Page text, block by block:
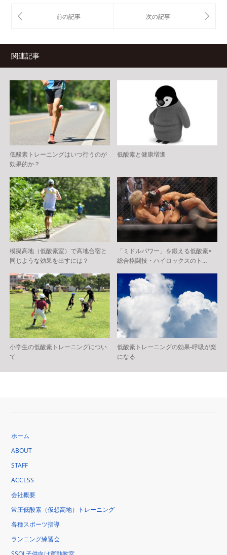
関連記事
低酸素トレーニングはいつ行うのが
効果的か？
低酸素と健康増進
模擬高地（低酸素室）で高地合宿と
同じような効果を出すには？
「ミドルパワー」を鍛える低酸素×
総合格闘技・ハイロックスのト…
小学生の低酸素トレーニングについ
て
低酸素トレーニングの効果-呼吸が楽
になる
ホーム
ABOUT
STAFF
ACCESS
会社概要
常圧低酸素（仮想高地）トレーニング
各種スポーツ指導
ランニング練習会